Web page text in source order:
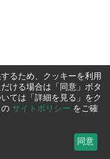
るため、クッキーを利用
ける場合は「同意」ボタ
ては「詳細を見る」をク
サイトポリシー をご確
同意